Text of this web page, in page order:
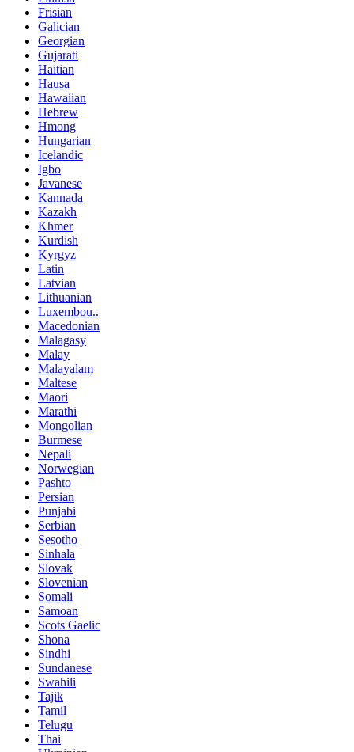
Frisian
Galician
Georgian
Gujarati
Haitian
Hausa
Hawaiian
Hebrew
Hmong
Hungarian
Icelandic
Igbo
Javanese
Kannada
Kazakh
Khmer
Kurdish
Kyrgyz
Latin
Latvian
Lithuanian
Luxembou..
Macedonian
Malagasy
Malay
Malayalam
Maltese
Maori
Marathi
Mongolian
Burmese
Nepali
Norwegian
Pashto
Persian
Punjabi
Serbian
Sesotho
Sinhala
Slovak
Slovenian
Somali
Samoan
Scots Gaelic
Shona
Sindhi
Sundanese
Swahili
Tajik
Tamil
Telugu
Thai